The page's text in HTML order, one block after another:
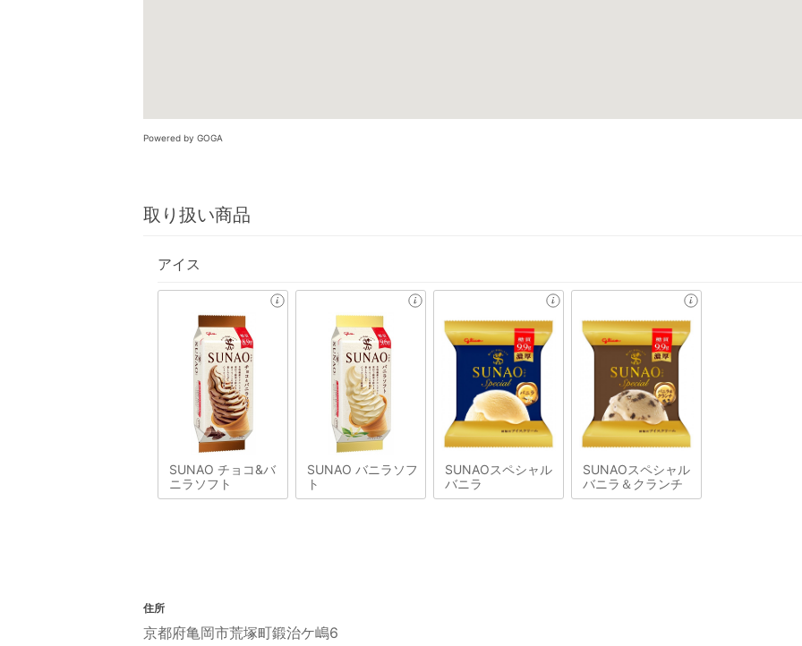
Powered by GOGA
取り扱い商品
アイス
SUNAO チョコ&バ
ニラソフト
SUNAO バニラソフ
ト
SUNAOスペシャル
バニラ
SUNAOスペシャル
バニラ＆クランチ
住所
京都府亀岡市荒塚町鍛治ケ嶋6